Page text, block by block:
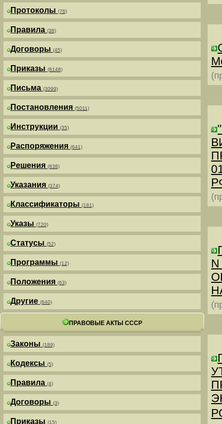
Протоколы (76)
Правила (38)
Договоры (45)
Приказы (8148)
Письма (3099)
Постановления (5011)
Инструкции (35)
Распоряжения (641)
Решения (838)
Указания (374)
Классификаторы (181)
Указы (720)
Статусы (52)
Программы (12)
Положения (63)
Другие (640)
ПРАВОВЫЕ АКТЫ СССР
Законы (189)
Кодексы (5)
Правила (4)
Договоры (3)
Приказы (15)